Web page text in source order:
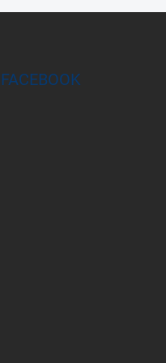
FACEBOOK